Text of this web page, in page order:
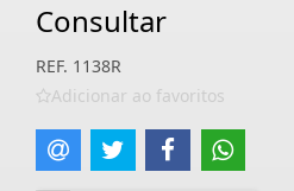
Consultar
REF. 1138R
Adicionar ao favoritos